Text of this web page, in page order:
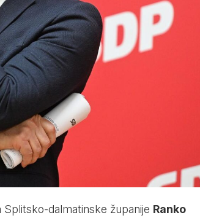
dalmatinske županije Ranko